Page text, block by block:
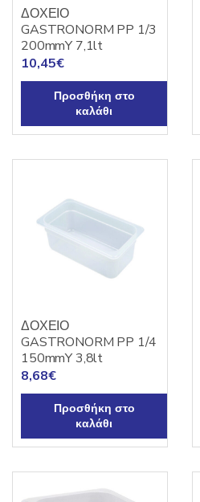
ΔΟΧΕΙΟ
GASTRONORM PP 1/3
200mmY 7,1lt
10,45€
Προσθήκη στο
καλάθι
ΔΟΧΕΙΟ
GASTRONORM PP 1/4
150mmY 3,8lt
8,68€
Προσθήκη στο
καλάθι